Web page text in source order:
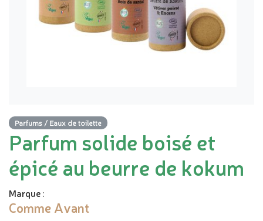
Parfums / Eaux de toilette
Parfum solide boisé et
épicé au beurre de kokum
Marque:
Comme Avant